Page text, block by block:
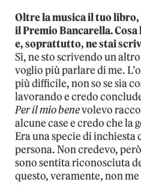
Oltre la musica il tuo libro,
il Premio Bancarella.
e, soprattutto, ne stai
Sì, ne sto scrivendo un
voglio più parlare di me.
più difficile, non so se sia
lavorando e credo
Per il mio benevolevo
alcune case e credo che la
Era una specie di inchiesta
persona. Non credevo,
sono sentita riconosciuta
questo, veramente, non